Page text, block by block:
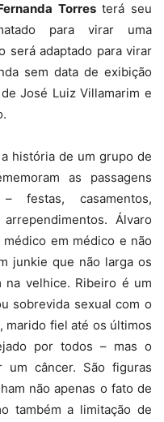
Torresterá seu
para virar uma
será adaptado para virar
sem data de exibição
José Luiz Villamarim e
história de um grupo de
as passagens
festas, casamentos,
Álvaro
em médico e não
junkie que não larga os
velhice. Ribeiro é um
sobrevida sexual com o
marido fiel até os últimos
por todos – mas o
câncer. São figuras
não apenas o fato de
também a limitação de